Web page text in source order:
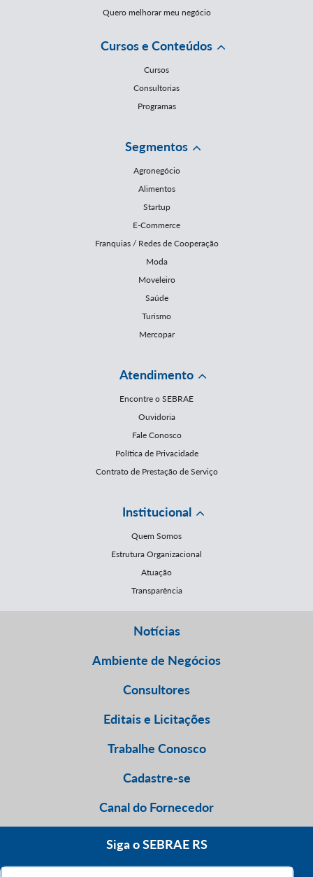
Quero melhorar meu negócio
Cursos e Conteúdos
Cursos
Consultorias
Programas
Segmentos
Agronegócio
Alimentos
Startup
E-Commerce
Franquias / Redes de Cooperação
Moda
Moveleiro
Saúde
Turismo
Mercopar
Atendimento
Encontre o SEBRAE
Ouvidoria
Fale Conosco
Política de Privacidade
Contrato de Prestação de Serviço
Institucional
Quem Somos
Estrutura Organizacional
Atuação
Transparência
Notícias
Ambiente de Negócios
Consultores
Editais e Licitações
Trabalhe Conosco
Cadastre-se
Canal do Fornecedor
Siga o SEBRAE RS